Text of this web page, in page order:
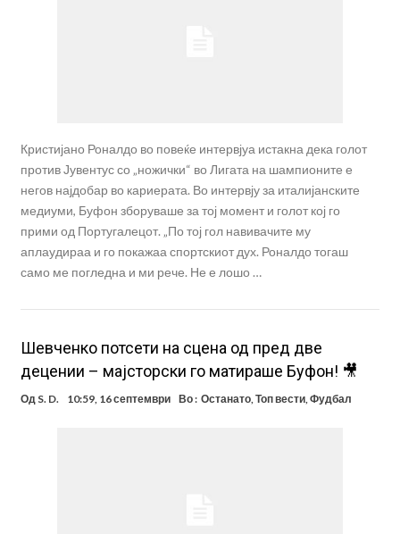
Кристијано Роналдо во повеќе интервјуа истакна дека голот
против Јувентус со „ножички“ во Лигата на шампионите е
негов најдобар во кариерата. Во интервју за италијанските
медиуми, Буфон зборуваше за тој момент и голот кој го
прими од Португалецот. „По тој гол навивачите му
аплаудираа и го покажаа спортскиот дух. Роналдо тогаш
само ме погледна и ми рече. Не е лошо …
Шевченко потсети на сцена од пред две
децении – мајсторски го матираше Буфон! 🎥
Од S. D. 10:59, 16 септември Во : Останато,Топ вести,Фудбал